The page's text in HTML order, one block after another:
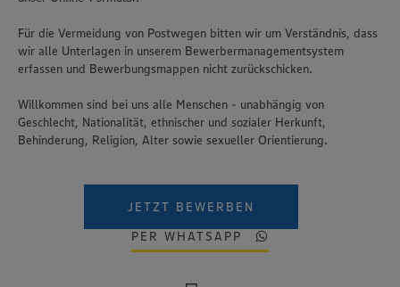
Für die Vermeidung von Postwegen bitten wir um Verständnis, dass
wir alle Unterlagen in unserem Bewerbermanagementsystem
erfassen und Bewerbungsmappen nicht zurückschicken.
Willkommen sind bei uns alle Menschen - unabhängig von
Geschlecht, Nationalität, ethnischer und sozialer Herkunft,
Behinderung, Religion, Alter sowie sexueller Orientierung.
JETZT BEWERBEN
PER WHATSAPP